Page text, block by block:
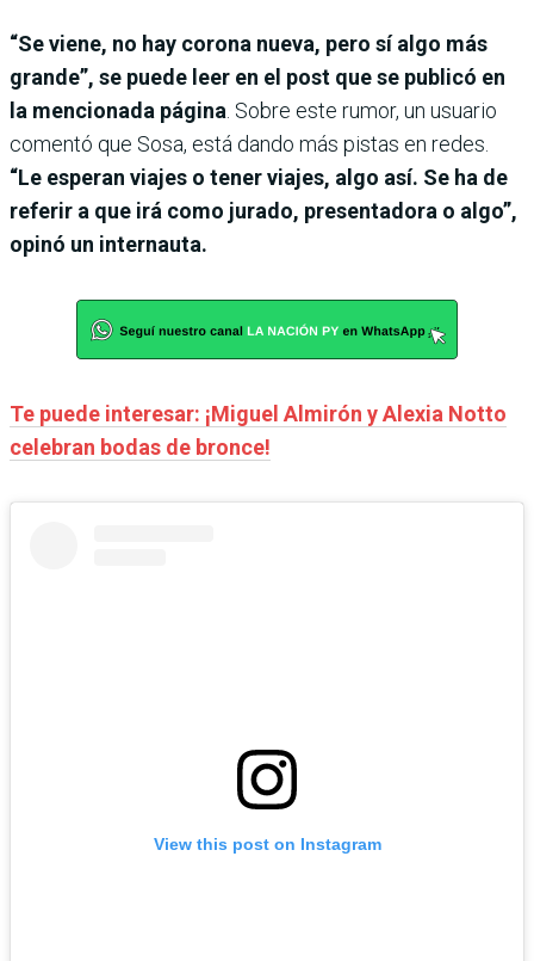
“Se viene, no hay corona nueva, pero sí algo más
grande”, se puede leer en el post que se publicó en
la mencionada página . Sobre este rumor, un usuario
comentó que Sosa, está dando más pistas en redes.
“Le esperan viajes o tener viajes, algo así. Se ha de
referir a que irá como jurado, presentadora o algo”,
opinó un internauta.
Te puede interesar: ¡Miguel Almirón y Alexia Notto
celebran bodas de bronce!
View this post on Instagram